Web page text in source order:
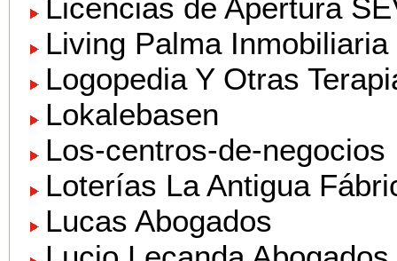
Licencias de Apertura
Living Palma Inmobiliaria
Logopedia Y Otras
Lokalebasen
Los-centros-de-negocios
Loterías La Antigua
Lucas Abogados